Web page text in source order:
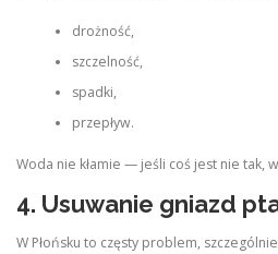
drożność,
szczelność,
spadki,
przepływ.
Woda nie kłamie — jeśli coś jest nie tak,
4. Usuwanie gniazd
W Płońsku to częsty problem,